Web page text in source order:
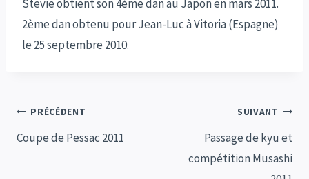
Stevie obtient son 4ème dan au Japon en mars 2011.
2ème dan obtenu pour Jean-Luc à Vitoria (Espagne)
le 25 septembre 2010.
Navigation
de
PRÉCÉDENT
Coupe de Pessac 2011
SUIVANT
Passage de kyu et
compétition Musashi